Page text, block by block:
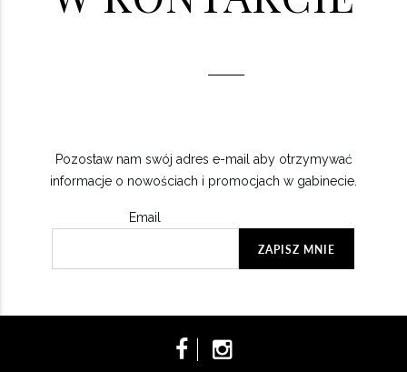
Pozostaw nam swój adres e-mail aby otrzymywać
informacje o nowościach i promocjach w gabinecie.
Email